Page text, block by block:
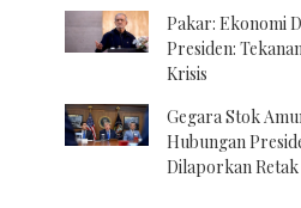
Pakar: Ekonomi
Presiden:
Krisis
Gegara Stok
Hubungan
Dilaporkan Retak